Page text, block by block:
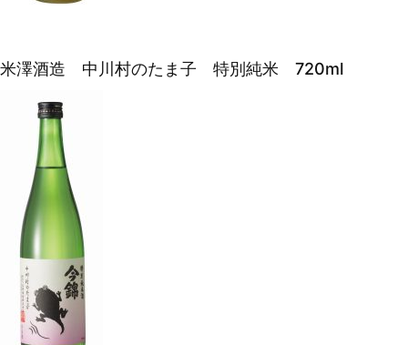
米澤酒造 中川村のたま子 特別純米 720ml